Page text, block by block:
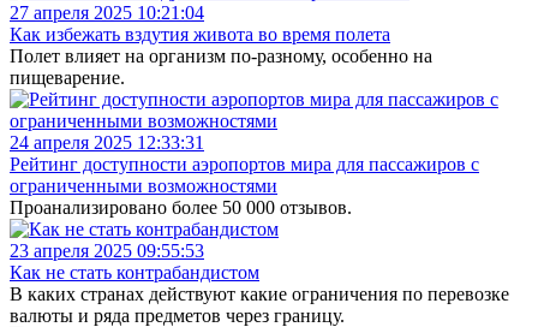
27 апреля 2025 10:21:04
Как избежать вздутия живота во время полета
Полет влияет на организм по-разному, особенно на
пищеварение.
24 апреля 2025 12:33:31
Рейтинг доступности аэропортов мира для пассажиров с
ограниченными возможностями
Проанализировано более 50 000 отзывов.
23 апреля 2025 09:55:53
Как не стать контрабандистом
В каких странах действуют какие ограничения по перевозке
валюты и ряда предметов через границу.